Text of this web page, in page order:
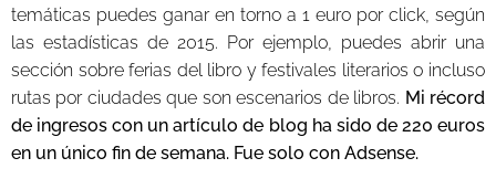
temáticas puedes ganar en torno a 1 euro por click, según
las estadísticas de 2015. Por ejemplo, puedes abrir una
sección sobre ferias del libro y festivales literarios o incluso
rutas por ciudades que son escenarios de libros. Mi récord
de ingresos con un artículo de blog ha sido de 220 euros
en un único fin de semana. Fue solo con Adsense.